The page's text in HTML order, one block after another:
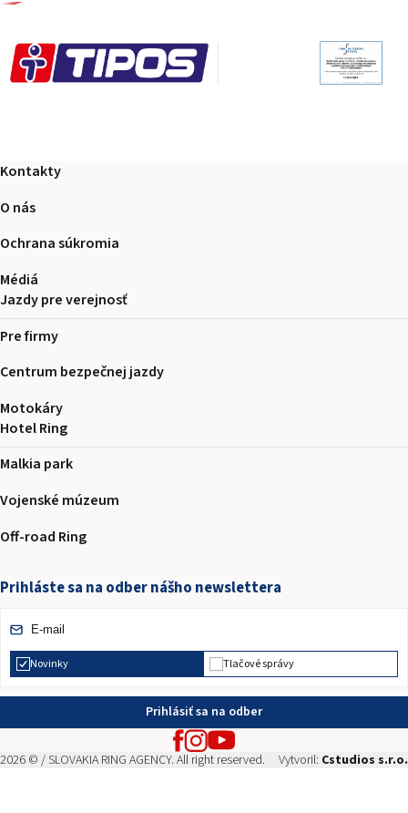
Kontakty
O nás
Ochrana súkromia
Médiá
Jazdy pre verejnosť
Pre firmy
Centrum bezpečnej jazdy
Motokáry
Hotel Ring
Malkia park
Vojenské múzeum
Off-road Ring
Prihláste sa na odber nášho newslettera
Novinky Tlačové správy
Prihlásiť sa na odber
2026 © / SLOVAKIA RING AGENCY. All right reserved. Vytvoril: Cstudios s.r.o.